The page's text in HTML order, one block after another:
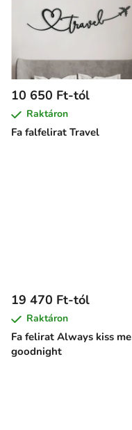
Fa falfelirat Travel
10 650 Ft-tól
Raktáron
Fa felirat Always kiss me
goodnight
19 470 Ft-tól
Raktáron